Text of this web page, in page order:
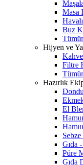
Masa
Buz
Hijyen ve
Filtre
Hazırlık
El
Gıda
Püre
Gıda